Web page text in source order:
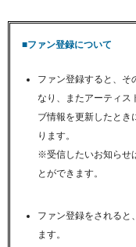
■ファン登録について
ファン登録すると、そ
なり、またアーティス
ブ情報を更新したとき
ります。
※受信したいお知らせ
とができます。
ファン登録をされると
ます。